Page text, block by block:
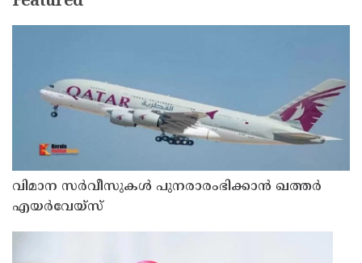
വിമാന സര്‍വീസുകള്‍ പുനരാരംഭിക്കാന്‍ ഖത്തര്‍
എയര്‍വേയ്‌സ്